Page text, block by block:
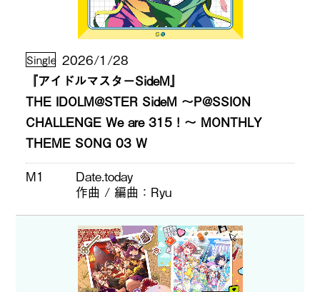
Single 2026/1/28
『アイドルマスターSideM』
THE IDOLM@STER SideM ～P@SSION
CHALLENGE We are 315！～ MONTHLY
THEME SONG 03 W
M1
Date.today
作曲 / 編曲
Ryu